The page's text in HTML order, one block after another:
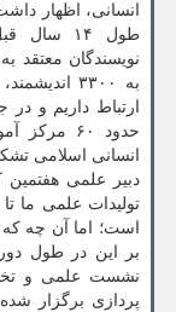
انسانی، اظهار
طول ۱۴
نویسندگان معتقد
به ۳۳۰۰
ارتباط داریم و
حدود ۶۰
انسانی اسلامی
دبیر علمی هفتمین
نشست علمی و
پردازی برگزار